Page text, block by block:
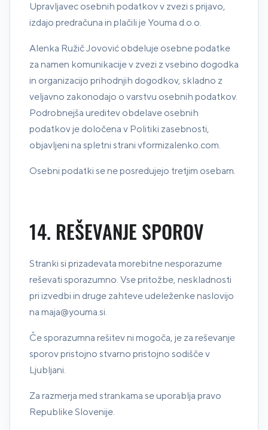
Upravljavec osebnih podatkov v zvezi s prijavo,
izdajo predračuna in plačili je Youma d.o.o.
Alenka Ružič Jovović obdeluje osebne podatke
za namen komunikacije v zvezi z vsebino dogodka
in organizacijo prihodnjih dogodkov, skladno z
veljavno zakonodajo o varstvu osebnih podatkov.
Podrobnejša ureditev obdelave osebnih
podatkov je določena v Politiki zasebnosti,
objavljeni na spletni strani vformizalenko.com.
Osebni podatki se ne posredujejo tretjim osebam.
14. REŠEVANJE SPOROV
Stranki si prizadevata morebitne nesporazume
reševati sporazumno. Vse pritožbe, neskladnosti
pri izvedbi in druge zahteve udeleženke naslovijo
na maja@youma.si.
Če sporazumna rešitev ni mogoča, je za reševanje
sporov pristojno stvarno pristojno sodišče v
Ljubljani.
Za razmerja med strankama se uporablja pravo
Republike Slovenije.